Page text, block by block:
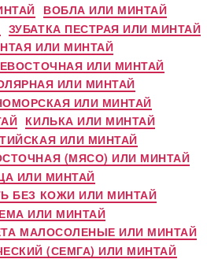
ВОБЛА ИЛИ МИНТАЙ
ЗУБАТКА ПЕСТРАЯ ИЛИ МИНТАЙ
ИЛИ МИНТАЙ
ИЛИ МИНТАЙ
ИЛИ МИНТАЙ
ИЛИ МИНТАЙ
КИЛЬКА ИЛИ МИНТАЙ
ИЛИ МИНТАЙ
(МЯСО) ИЛИ МИНТАЙ
ИЛИ МИНТАЙ
БЕЗ КОЖИ ИЛИ МИНТАЙ
ИЛИ МИНТАЙ
МАЛОСОЛЕНЫЕ ИЛИ МИНТАЙ
(СЕМГА) ИЛИ МИНТАЙ